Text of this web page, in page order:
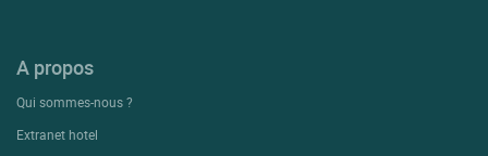
A propos
Qui sommes-nous ?
Extranet hotel